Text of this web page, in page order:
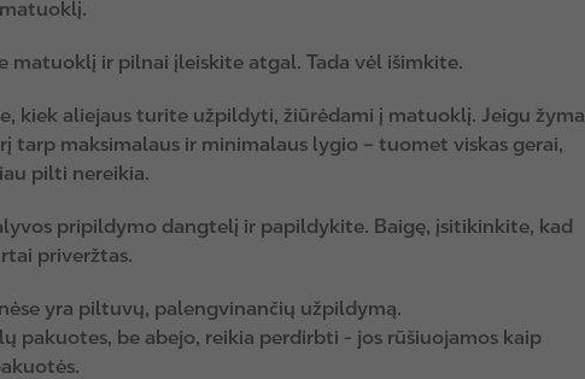
matuoklį ir pilnai įleiskite atgal. Tada vėl išimkite.
kiek aliejaus turite užpildyti, žiūrėdami į matuoklį. Jeigu žyma
tarp maksimalaus ir minimalaus lygio – tuomet viskas gerai,
pilti nereikia.
pripildymo dangtelį ir papildykite. Baigę, įsitikinkite, kad
priveržtas.
yra piltuvų, palengvinančių užpildymą.
pakuotes, be abejo, reikia perdirbti - jos rūšiuojamos kaip